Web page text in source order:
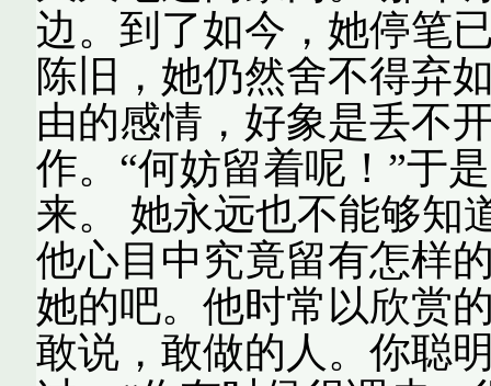
边。到了如今，她停笔
陈旧，她仍然舍不得弃
由的感情，好象是丢不
作。“何妨留着呢！”于
来。 她永远也不能够知
他心目中究竟留有怎样
她的吧。他时常以欣赏
敢说，敢做的人。你聪